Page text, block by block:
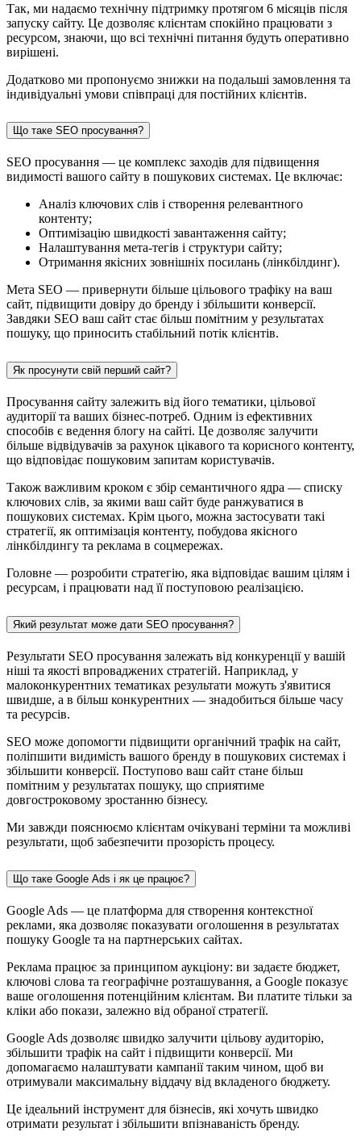
Так, ми надаємо технічну підтримку протягом 6 місяців після
запуску сайту. Це дозволяє клієнтам спокійно працювати з
ресурсом, знаючи, що всі технічні питання будуть оперативно
вирішені.
Додатково ми пропонуємо знижки на подальші замовлення та
індивідуальні умови співпраці для постійних клієнтів.
Що таке SEO просування?
SEO просування — це комплекс заходів для підвищення
видимості вашого сайту в пошукових системах. Це включає:
Аналіз ключових слів і створення релевантного
контенту;
Оптимізацію швидкості завантаження сайту;
Налаштування мета-тегів і структури сайту;
Отримання якісних зовнішніх посилань (лінкбілдинг).
Мета SEO — привернути більше цільового трафіку на ваш
сайт, підвищити довіру до бренду і збільшити конверсії.
Завдяки SEO ваш сайт стає більш помітним у результатах
пошуку, що приносить стабільний потік клієнтів.
Як просунути свій перший сайт?
Просування сайту залежить від його тематики, цільової
аудиторії та ваших бізнес-потреб. Одним із ефективних
способів є ведення блогу на сайті. Це дозволяє залучити
більше відвідувачів за рахунок цікавого та корисного контенту,
що відповідає пошуковим запитам користувачів.
Також важливим кроком є збір семантичного ядра — списку
ключових слів, за якими ваш сайт буде ранжуватися в
пошукових системах. Крім цього, можна застосувати такі
стратегії, як оптимізація контенту, побудова якісного
лінкбілдингу та реклама в соцмережах.
Головне — розробити стратегію, яка відповідає вашим цілям і
ресурсам, і працювати над її поступовою реалізацією.
Який результат може дати SEO просування?
Результати SEO просування залежать від конкуренції у вашій
ніші та якості впроваджених стратегій. Наприклад, у
малоконкурентних тематиках результати можуть з'явитися
швидше, а в більш конкурентних — знадобиться більше часу
та ресурсів.
SEO може допомогти підвищити органічний трафік на сайт,
поліпшити видимість вашого бренду в пошукових системах і
збільшити конверсії. Поступово ваш сайт стане більш
помітним у результатах пошуку, що сприятиме
довгостроковому зростанню бізнесу.
Ми завжди пояснюємо клієнтам очікувані терміни та можливі
результати, щоб забезпечити прозорість процесу.
Що таке Google Ads і як це працює?
Google Ads — це платформа для створення контекстної
реклами, яка дозволяє показувати оголошення в результатах
пошуку Google та на партнерських сайтах.
Реклама працює за принципом аукціону: ви задаєте бюджет,
ключові слова та географічне розташування, а Google показує
ваше оголошення потенційним клієнтам. Ви платите тільки за
кліки або покази, залежно від обраної стратегії.
Google Ads дозволяє швидко залучити цільову аудиторію,
збільшити трафік на сайт і підвищити конверсії. Ми
допомагаємо налаштувати кампанії таким чином, щоб ви
отримували максимальну віддачу від вкладеного бюджету.
Це ідеальний інструмент для бізнесів, які хочуть швидко
отримати результат і збільшити впізнаваність бренду.